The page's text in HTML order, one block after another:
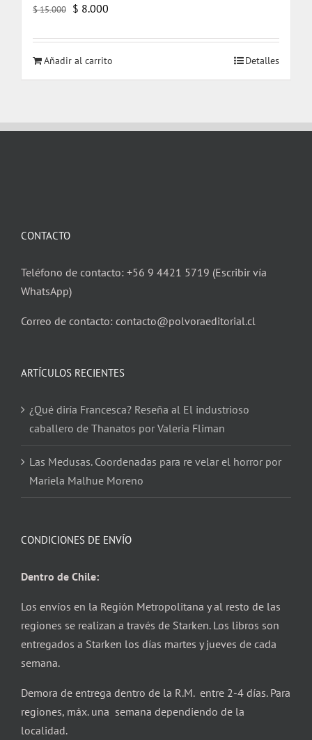
$15.000 El
original
era:
$ 8.000
actual
es:
Añadir al carrito Detalles
CONTACTO
Teléfono de contacto: +56 9 4421 5719 (Escribir vía
WhatsApp)
Correo de contacto: contacto@polvoraeditorial.cl
ARTÍCULOS RECIENTES
¿Qué diría Francesca? Reseña al El industrioso
caballero de Thanatos por Valeria Fliman
Las Medusas. Coordenadas para re velar el horror por
Mariela Malhue Moreno
CONDICIONES DE ENVÍO
Dentro de Chile:
Los envíos en la Región Metropolitana y al resto de las
regiones se realizan a través de Starken. Los libros son
entregados a Starken los días martes y jueves de cada
semana.
Demora de entrega dentro de la R.M. entre 2-4 días. Para
regiones, máx. una semana dependiendo de la
localidad.